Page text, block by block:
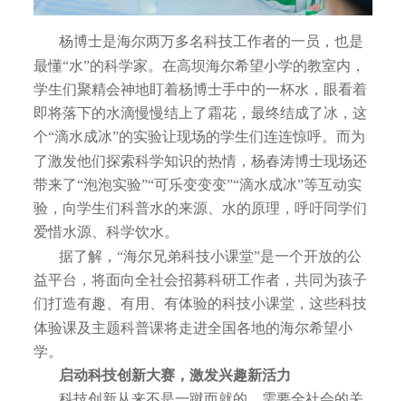
杨博士是海尔两万多名科技工作者的一员，也是
最懂“水”的科学家。在高坝海尔希望小学的教室内，
学生们聚精会神地盯着杨博士手中的一杯水，眼看着
即将落下的水滴慢慢结上了霜花，最终结成了冰，这
个“滴水成冰”的实验让现场的学生们连连惊呼。而为
了激发他们探索科学知识的热情，杨春涛博士现场还
带来了“泡泡实验”“可乐变变变”“滴水成冰”等互动实
验，向学生们科普水的来源、水的原理，呼吁同学们
爱惜水源、科学饮水。
据了解，“海尔兄弟科技小课堂”是一个开放的公
益平台，将面向全社会招募科研工作者，共同为孩子
们打造有趣、有用、有体验的科技小课堂，这些科技
体验课及主题科普课将走进全国各地的海尔希望小
学。
启动科技创新大赛，激发兴趣新活力